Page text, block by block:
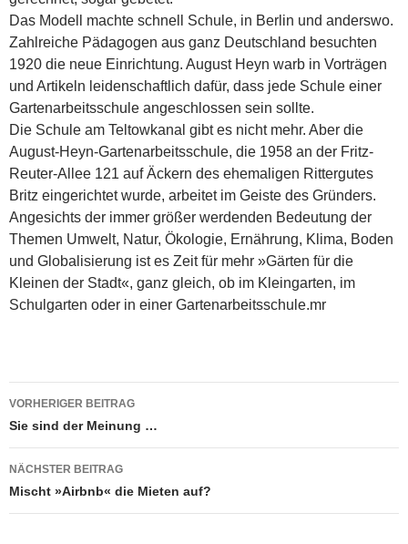
Das Modell machte schnell Schule, in Berlin und anderswo.
Zahlreiche Pädagogen aus ganz Deutschland besuchten
1920 die neue Einrichtung. August Heyn warb in Vorträgen
und Artikeln leidenschaftlich dafür, dass jede Schule einer
Gartenarbeitsschule angeschlossen sein sollte.
Die Schule am Teltowkanal gibt es nicht mehr. Aber die
August-Heyn-Gartenarbeitsschule, die 1958 an der Fritz-
Reuter-Allee 121 auf Äckern des ehemaligen Rittergutes
Britz eingerichtet wurde, arbeitet im Geiste des Gründers.
Angesichts der immer größer werdenden Bedeutung der
Themen Umwelt, Natur, Ökologie, Ernährung, Klima, Boden
und Globalisierung ist es Zeit für mehr »Gärten für die
Kleinen der Stadt«, ganz gleich, ob im Kleingarten, im
Schulgarten oder in einer Gartenarbeitsschule.mr
Beitragsnavigation
VORHERIGER BEITRAG
Sie sind der Meinung …
NÄCHSTER BEITRAG
Mischt »Airbnb« die Mieten auf?